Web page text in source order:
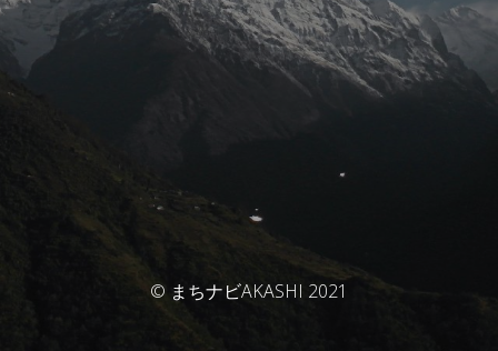
© まちナビAKASHI 2021